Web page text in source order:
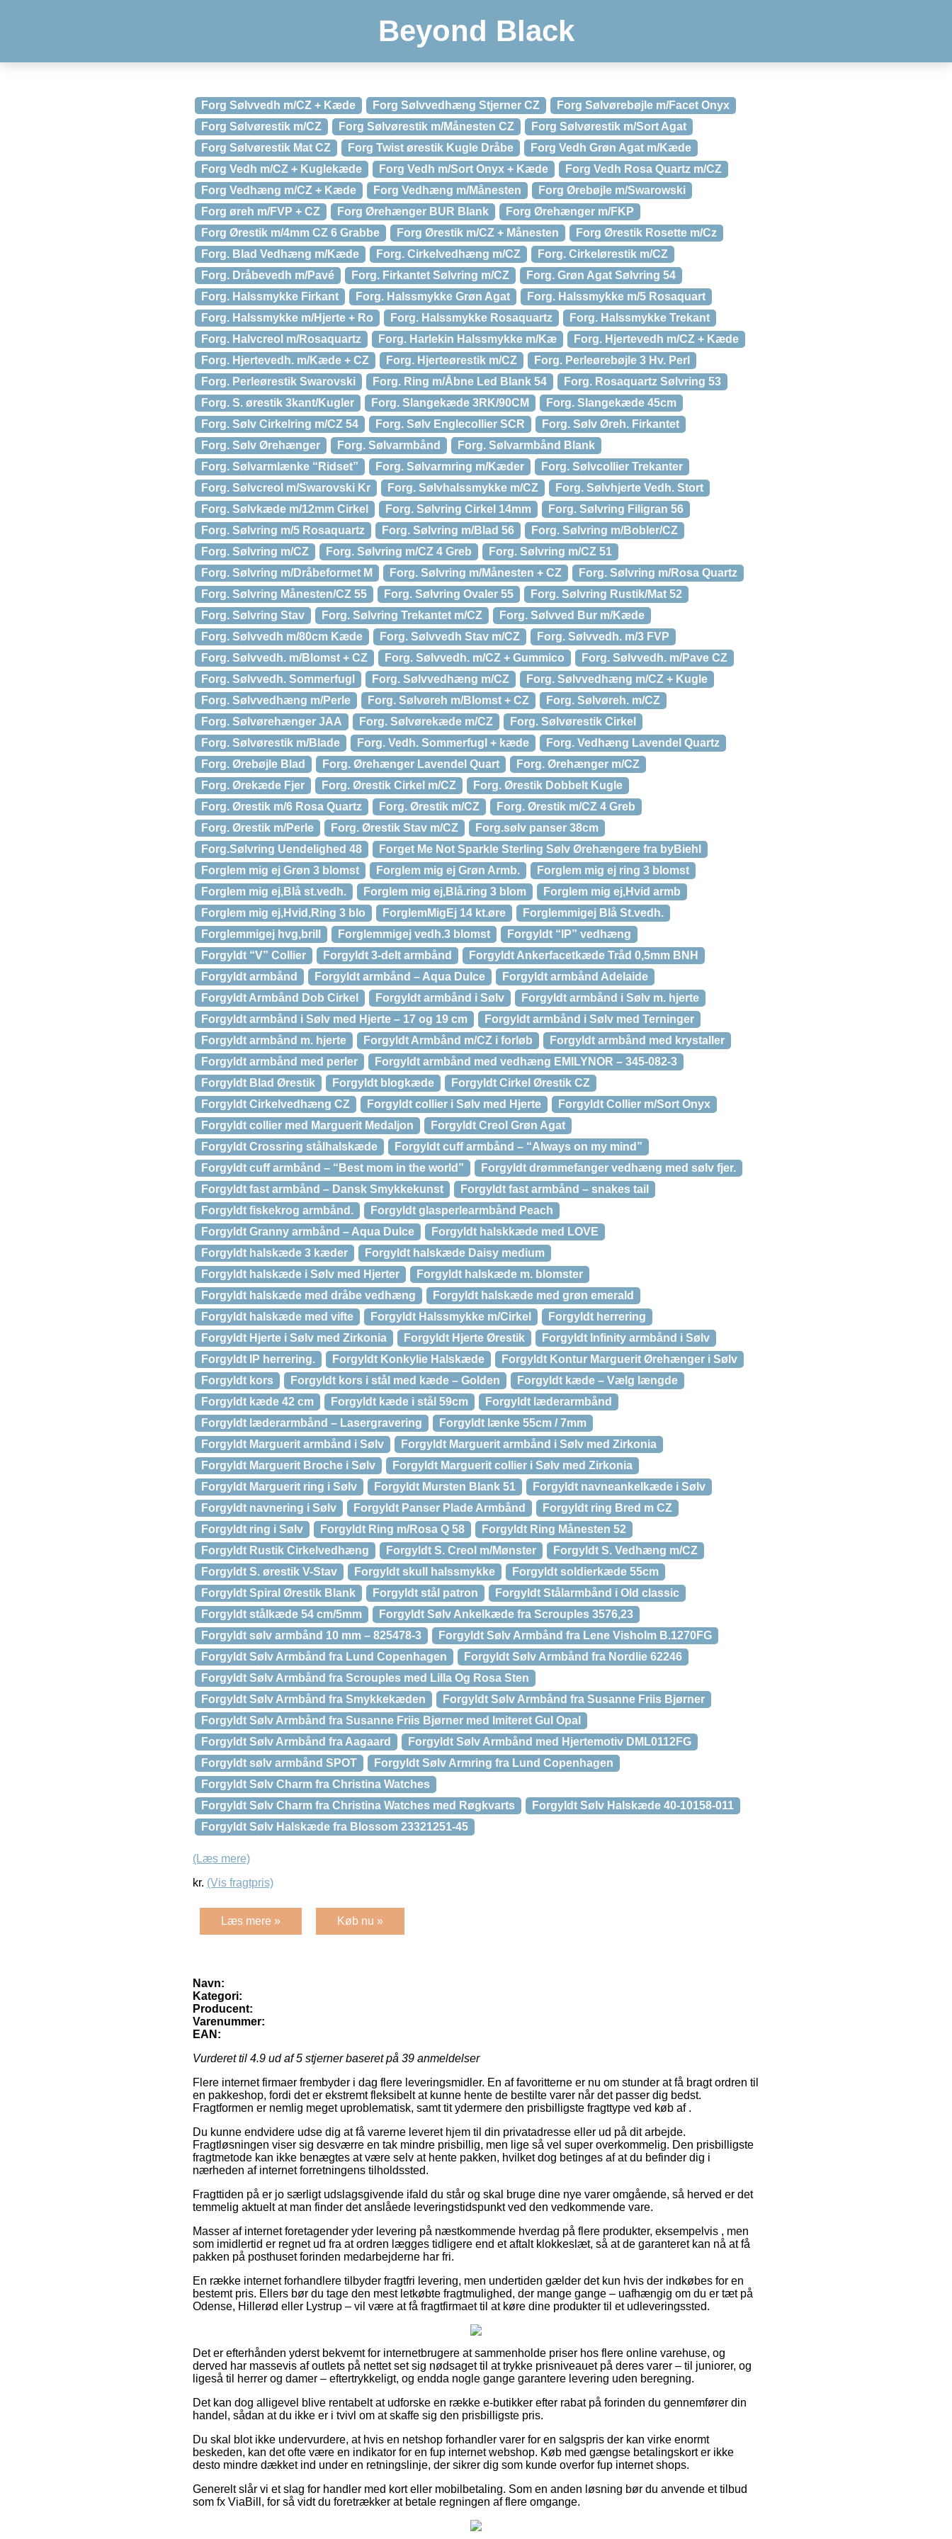
Beyond Black
Forg Sølvvedh m/CZ + Kæde Forg Sølvvedhæng Stjerner CZ
Forg Sølvørebøjle m/Facet Onyx
Forg Sølvørestik m/CZ
Forg Sølvørestik m/Månesten CZ
Forg Sølvørestik m/Sort Agat
Forg Sølvørestik Mat CZ
Forg Twist ørestik Kugle Dråbe
Forg Vedh Grøn Agat m/Kæde
Forg Vedh m/CZ + Kuglekæde
Forg Vedh m/Sort Onyx + Kæde
Forg Vedh Rosa Quartz m/CZ
Forg Vedhæng m/CZ + Kæde
Forg Vedhæng m/Månesten
Forg Ørebøjle m/Swarowski
Forg øreh m/FVP + CZ
Forg Ørehænger BUR Blank
Forg Ørehænger m/FKP
Forg Ørestik m/4mm CZ 6 Grabbe
Forg Ørestik m/CZ + Månesten
Forg Ørestik Rosette m/Cz
Forg. Blad Vedhæng m/Kæde
Forg. Cirkelvedhæng m/CZ
Forg. Cirkelørestik m/CZ
Forg. Dråbevedh m/Pavé
Forg. Firkantet Sølvring m/CZ
Forg. Grøn Agat Sølvring 54
Forg. Halssmykke Firkant
Forg. Halssmykke Grøn Agat
Forg. Halssmykke m/5 Rosaquart
Forg. Halssmykke m/Hjerte + Ro
Forg. Halssmykke Rosaquartz
Forg. Halssmykke Trekant
Forg. Halvcreol m/Rosaquartz
Forg. Harlekin Halssmykke m/Kæ
Forg. Hjertevedh m/CZ + Kæde
Forg. Hjertevedh. m/Kæde + CZ
Forg. Hjerteørestik m/CZ
Forg. Perleørebøjle 3 Hv. Perl
Forg. Perleørestik Swarovski
Forg. Ring m/Åbne Led Blank 54
Forg. Rosaquartz Sølvring 53
Forg. S. ørestik 3kant/Kugler
Forg. Slangekæde 3RK/90CM
Forg. Slangekæde 45cm
Forg. Sølv Cirkelring m/CZ 54
Forg. Sølv Englecollier SCR
Forg. Sølv Øreh. Firkantet
Forg. Sølv Ørehænger
Forg. Sølvarmbånd
Forg. Sølvarmbånd Blank
Forg. Sølvarmlænke “Ridset”
Forg. Sølvarmring m/Kæder
Forg. Sølvcollier Trekanter
Forg. Sølvcreol m/Swarovski Kr
Forg. Sølvhalssmykke m/CZ
Forg. Sølvhjerte Vedh. Stort
Forg. Sølvkæde m/12mm Cirkel
Forg. Sølvring Cirkel 14mm
Forg. Sølvring Filigran 56
Forg. Sølvring m/5 Rosaquartz
Forg. Sølvring m/Blad 56
Forg. Sølvring m/Bobler/CZ
Forg. Sølvring m/CZ
Forg. Sølvring m/CZ 4 Greb
Forg. Sølvring m/CZ 51
Forg. Sølvring m/Dråbeformet M
Forg. Sølvring m/Månesten + CZ
Forg. Sølvring m/Rosa Quartz
Forg. Sølvring Månesten/CZ 55
Forg. Sølvring Ovaler 55
Forg. Sølvring Rustik/Mat 52
Forg. Sølvring Stav
Forg. Sølvring Trekantet m/CZ
Forg. Sølvved Bur m/Kæde
Forg. Sølvvedh m/80cm Kæde
Forg. Sølvvedh Stav m/CZ
Forg. Sølvvedh. m/3 FVP
Forg. Sølvvedh. m/Blomst + CZ
Forg. Sølvvedh. m/CZ + Gummico
Forg. Sølvvedh. m/Pave CZ
Forg. Sølvvedh. Sommerfugl
Forg. Sølvvedhæng m/CZ
Forg. Sølvvedhæng m/CZ + Kugle
Forg. Sølvvedhæng m/Perle
Forg. Sølvøreh m/Blomst + CZ
Forg. Sølvøreh. m/CZ
Forg. Sølvørehænger JAA
Forg. Sølvørekæde m/CZ
Forg. Sølvørestik Cirkel
Forg. Sølvørestik m/Blade
Forg. Vedh. Sommerfugl + kæde
Forg. Vedhæng Lavendel Quartz
Forg. Ørebøjle Blad
Forg. Ørehænger Lavendel Quart
Forg. Ørehænger m/CZ
Forg. Ørekæde Fjer
Forg. Ørestik Cirkel m/CZ
Forg. Ørestik Dobbelt Kugle
Forg. Ørestik m/6 Rosa Quartz
Forg. Ørestik m/CZ
Forg. Ørestik m/CZ 4 Greb
Forg. Ørestik m/Perle
Forg. Ørestik Stav m/CZ
Forg.sølv panser 38cm
Forg.Sølvring Uendelighed 48
Forget Me Not Sparkle Sterling Sølv Ørehængere fra byBiehl
Forglem mig ej Grøn 3 blomst
Forglem mig ej Grøn Armb.
Forglem mig ej ring 3 blomst
Forglem mig ej,Blå st.vedh.
Forglem mig ej,Blå.ring 3 blom
Forglem mig ej,Hvid armb
Forglem mig ej,Hvid,Ring 3 blo
ForglemMigEj 14 kt.øre
Forglemmigej Blå St.vedh.
Forglemmigej hvg,brill
Forglemmigej vedh.3 blomst
Forgyldt “IP” vedhæng
Forgyldt “V” Collier
Forgyldt 3-delt armbånd
Forgyldt Ankerfacetkæde Tråd 0,5mm BNH
Forgyldt armbånd
Forgyldt armbånd – Aqua Dulce
Forgyldt armbånd Adelaide
Forgyldt Armbånd Dob Cirkel
Forgyldt armbånd i Sølv
Forgyldt armbånd i Sølv m. hjerte
Forgyldt armbånd i Sølv med Hjerte – 17 og 19 cm
Forgyldt armbånd i Sølv med Terninger
Forgyldt armbånd m. hjerte
Forgyldt Armbånd m/CZ i forløb
Forgyldt armbånd med krystaller
Forgyldt armbånd med perler
Forgyldt armbånd med vedhæng EMILYNOR – 345-082-3
Forgyldt Blad Ørestik
Forgyldt blogkæde
Forgyldt Cirkel Ørestik CZ
Forgyldt Cirkelvedhæng CZ
Forgyldt collier i Sølv med Hjerte
Forgyldt Collier m/Sort Onyx
Forgyldt collier med Marguerit Medaljon
Forgyldt Creol Grøn Agat
Forgyldt Crossring stålhalskæde
Forgyldt cuff armbånd – “Always on my mind”
Forgyldt cuff armbånd – “Best mom in the world”
Forgyldt drømmefanger vedhæng med sølv fjer.
Forgyldt fast armbånd – Dansk Smykkekunst
Forgyldt fast armbånd – snakes tail
Forgyldt fiskekrog armbånd.
Forgyldt glasperlearmbånd Peach
Forgyldt Granny armbånd – Aqua Dulce
Forgyldt halskkæde med LOVE
Forgyldt halskæde 3 kæder
Forgyldt halskæde Daisy medium
Forgyldt halskæde i Sølv med Hjerter
Forgyldt halskæde m. blomster
Forgyldt halskæde med dråbe vedhæng
Forgyldt halskæde med grøn emerald
Forgyldt halskæde med vifte
Forgyldt Halssmykke m/Cirkel
Forgyldt herrering
Forgyldt Hjerte i Sølv med Zirkonia
Forgyldt Hjerte Ørestik
Forgyldt Infinity armbånd i Sølv
Forgyldt IP herrering.
Forgyldt Konkylie Halskæde
Forgyldt Kontur Marguerit Ørehænger i Sølv
Forgyldt kors
Forgyldt kors i stål med kæde – Golden
Forgyldt kæde – Vælg længde
Forgyldt kæde 42 cm
Forgyldt kæde i stål 59cm
Forgyldt læderarmbånd
Forgyldt læderarmbånd – Lasergravering
Forgyldt lænke 55cm / 7mm
Forgyldt Marguerit armbånd i Sølv
Forgyldt Marguerit armbånd i Sølv med Zirkonia
Forgyldt Marguerit Broche i Sølv
Forgyldt Marguerit collier i Sølv med Zirkonia
Forgyldt Marguerit ring i Sølv
Forgyldt Mursten Blank 51
Forgyldt navneankelkæde i Sølv
Forgyldt navnering i Sølv
Forgyldt Panser Plade Armbånd
Forgyldt ring Bred m CZ
Forgyldt ring i Sølv
Forgyldt Ring m/Rosa Q 58
Forgyldt Ring Månesten 52
Forgyldt Rustik Cirkelvedhæng
Forgyldt S. Creol m/Mønster
Forgyldt S. Vedhæng m/CZ
Forgyldt S. ørestik V-Stav
Forgyldt skull halssmykke
Forgyldt soldierkæde 55cm
Forgyldt Spiral Ørestik Blank
Forgyldt stål patron
Forgyldt Stålarmbånd i Old classic
Forgyldt stålkæde 54 cm/5mm
Forgyldt Sølv Ankelkæde fra Scrouples 3576,23
Forgyldt sølv armbånd 10 mm – 825478-3
Forgyldt Sølv Armbånd fra Lene Visholm B.1270FG
Forgyldt Sølv Armbånd fra Lund Copenhagen
Forgyldt Sølv Armbånd fra Nordlie 62246
Forgyldt Sølv Armbånd fra Scrouples med Lilla Og Rosa Sten
Forgyldt Sølv Armbånd fra Smykkekæden
Forgyldt Sølv Armbånd fra Susanne Friis Bjørner
Forgyldt Sølv Armbånd fra Susanne Friis Bjørner med Imiteret Gul Opal
Forgyldt Sølv Armbånd fra Aagaard
Forgyldt Sølv Armbånd med Hjertemotiv DML0112FG
Forgyldt sølv armbånd SPOT
Forgyldt Sølv Armring fra Lund Copenhagen
Forgyldt Sølv Charm fra Christina Watches
Forgyldt Sølv Charm fra Christina Watches med Røgkvarts
Forgyldt Sølv Halskæde 40-10158-011
Forgyldt Sølv Halskæde fra Blossom 23321251-45
(Læs mere)
kr. (Vis fragtpris)
Læs mere » Køb nu »
Navn:
Kategori:
Producent:
Varenummer:
EAN:
Vurderet til 4.9 ud af 5 stjerner baseret på 39 anmeldelser
Flere internet firmaer frembyder i dag flere leveringsmidler. En af favoritterne er nu om stunder at få bragt ordren til
en pakkeshop, fordi det er ekstremt fleksibelt at kunne hente de bestilte varer når det passer dig bedst.
Fragtformen er nemlig meget uproblematisk, samt tit ydermere den prisbilligste fragttype ved køb af .
Du kunne endvidere udse dig at få varerne leveret hjem til din privatadresse eller ud på dit arbejde.
Fragtløsningen viser sig desværre en tak mindre prisbillig, men lige så vel super overkommelig. Den prisbilligste
fragtmetode kan ikke benægtes at være selv at hente pakken, hvilket dog betinges af at du befinder dig i
nærheden af internet forretningens tilholdssted.
Fragttiden på er jo særligt udslagsgivende ifald du står og skal bruge dine nye varer omgående, så herved er det
temmelig aktuelt at man finder det anslåede leveringstidspunkt ved den vedkommende vare.
Masser af internet foretagender yder levering på næstkommende hverdag på flere produkter, eksempelvis , men
som imidlertid er regnet ud fra at ordren lægges tidligere end et aftalt klokkeslæt, så at de garanteret kan nå at få
pakken på posthuset forinden medarbejderne har fri.
En række internet forhandlere tilbyder fragtfri levering, men undertiden gælder det kun hvis der indkøbes for en
bestemt pris. Ellers bør du tage den mest letkøbte fragtmulighed, der mange gange – uafhængig om du er tæt på
Odense, Hillerød eller Lystrup – vil være at få fragtfirmaet til at køre dine produkter til et udleveringssted.
Det er efterhånden yderst bekvemt for internetbrugere at sammenholde priser hos flere online varehuse, og
derved har massevis af outlets på nettet set sig nødsaget til at trykke prisniveauet på deres varer – til juniorer, og
ligeså til herrer og damer – eftertrykkeligt, og endda nogle gange garantere levering uden beregning.
Det kan dog alligevel blive rentabelt at udforske en række e-butikker efter rabat på forinden du gennemfører din
handel, sådan at du ikke er i tvivl om at skaffe sig den prisbilligste pris.
Du skal blot ikke undervurdere, at hvis en netshop forhandler varer for en salgspris der kan virke enormt
beskeden, kan det ofte være en indikator for en fup internet webshop. Køb med gængse betalingskort er ikke
desto mindre dækket ind under en retningslinje, der sikrer dig som kunde overfor fup internet shops.
Generelt slår vi et slag for handler med kort eller mobilbetaling. Som en anden løsning bør du anvende et tilbud
som fx ViaBill, for så vidt du foretrækker at betale regningen af flere omgange.